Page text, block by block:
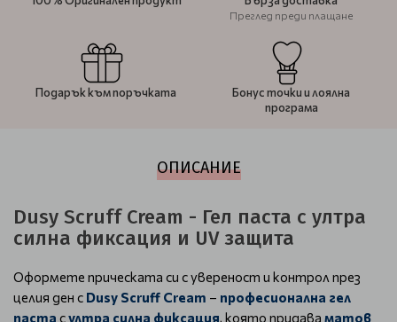
Преглед преди плащане
Подарък към поръчката
Бонус точки и лоялна
програма
ОПИСАНИЕ
Dusy Scruff Cream - Гел паста с ултра
силна фиксация и UV защита
Оформете прическата си с увереност и контрол през
целия ден с Dusy Scruff Cream – професионална гел
паста султра силна фиксация, която придава матов